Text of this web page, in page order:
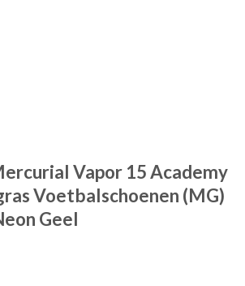
Vapor 15 Academy
Voetbalschoenen (MG)
Geel